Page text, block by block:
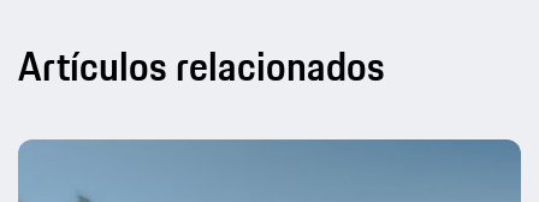
Artículos relacionados